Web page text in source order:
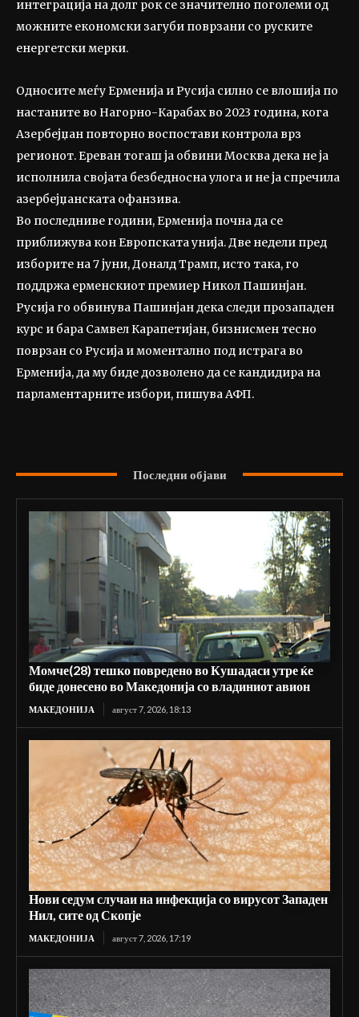
интеграција на долг рок се значително поголеми од
можните економски загуби поврзани со руските
енергетски мерки.
Односите меѓу Ерменија и Русија силно се влошија по
настаните во Нагорно-Карабах во 2023 година, кога
Азербејџан повторно воспостави контрола врз
регионот. Ереван тогаш ја обвини Москва дека не ја
исполнила својата безбедносна улога и не ја спречила
азербејџанската офанзива.
Во последниве години, Ерменија почна да се
приближува кон Европската унија. Две недели пред
изборите на 7 јуни, Доналд Трамп, исто така, го
поддржа ерменскиот премиер Никол Пашинјан.
Русија го обвинува Пашинјан дека следи прозападен
курс и бара Самвел Карапетијан, бизнисмен тесно
поврзан со Русија и моментално под истрага во
Ерменија, да му биде дозволено да се кандидира на
парламентарните избори, пишува АФП.
Последни објави
Момче(28) тешко повредено во Кушадаси утре ќе
биде донесено во Македонија со владиниот авион
МАКЕДОНИЈА август 7, 2026, 18:13
Нови седум случаи на инфекција со вирусот Западен
Нил, сите од Скопје
МАКЕДОНИЈА август 7, 2026, 17:19